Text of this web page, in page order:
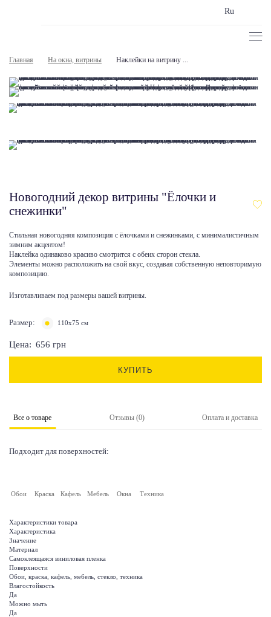
Ru
Главная На окна, витрины Наклейки на витрину ...
Новогодний декор витрины "Ёлочки и
снежинки"
Стильная новогодняя композиция с ёлочками и снежинками, с минималистичным
зимним акцентом!
Наклейка одинаково красиво смотрится с обеих сторон стекла.
Элементы можно расположить на свой вкус, создавая собственную неповторимую
композицию.
Изготавливаем под размеры вашей витрины.
Размер: 110x75 см
Цена: 656 грн
КУПИТЬ
Все о товаре Отзывы (0) Оплата и доставка
Подходит для поверхностей:
Обои Краска Кафель Мебель Окна Техника
Характеристики товара
Характеристика
Значение
Материал
Самоклеящаяся виниловая пленка
Поверхности
Обои, краска, кафель, мебель, стекло, техника
Влагостойкость
Да
Можно мыть
Да